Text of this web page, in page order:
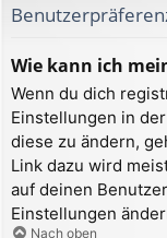
Wie kann ich
Wenn du dich
Einstellungen in
diese zu ändern,
Link dazu wird
auf deinen
Einstellungen
Nach oben